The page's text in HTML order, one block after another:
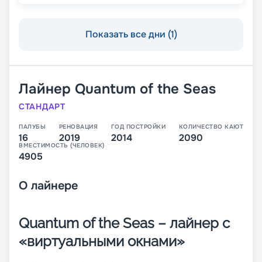
Показать все дни (1)
Лайнер Quantum of the Seas
СТАНДАРТ
ПАЛУБЫ
16
РЕНОВАЦИЯ
2019
ГОД ПОСТРОЙКИ
2014
КОЛИЧЕСТВО КАЮТ
2090
ВМЕСТИМОСТЬ (ЧЕЛОВЕК)
4905
О лайнере
Quantum of the Seas – лайнер с
«виртуальными окнами»